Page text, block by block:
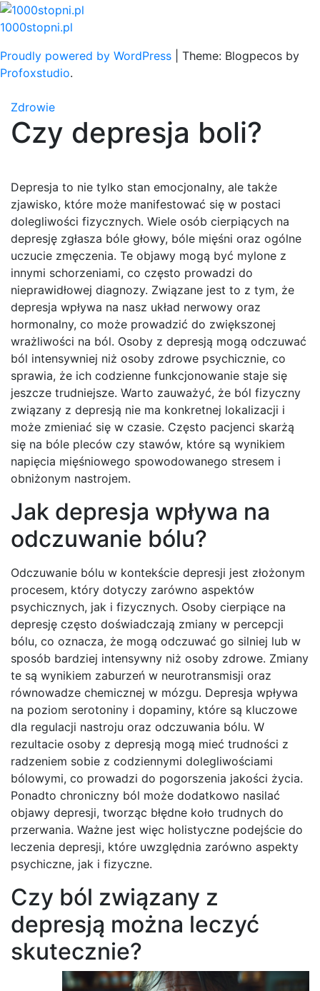
Skip
to
1000stopni.pl
Proudly powered by WordPress
Theme: Blogpecos by
Profoxstudio.
Zdrowie
Czy depresja boli?
Depresja to nie tylko stan emocjonalny, ale także
zjawisko, które może manifestować się w postaci
dolegliwości fizycznych. Wiele osób cierpiących na
depresję zgłasza bóle głowy, bóle mięśni oraz ogólne
uczucie zmęczenia. Te objawy mogą być mylone z
innymi schorzeniami, co często prowadzi do
nieprawidłowej diagnozy. Związane jest to z tym, że
depresja wpływa na nasz układ nerwowy oraz
hormonalny, co może prowadzić do zwiększonej
wrażliwości na ból. Osoby z depresją mogą odczuwać
ból intensywniej niż osoby zdrowe psychicznie, co
sprawia, że ich codzienne funkcjonowanie staje się
jeszcze trudniejsze. Warto zauważyć, że ból fizyczny
związany z depresją nie ma konkretnej lokalizacji i
może zmieniać się w czasie. Często pacjenci skarżą
się na bóle pleców czy stawów, które są wynikiem
napięcia mięśniowego spowodowanego stresem i
obniżonym nastrojem.
Jak depresja wpływa na
odczuwanie bólu?
Odczuwanie bólu w kontekście depresji jest złożonym
procesem, który dotyczy zarówno aspektów
psychicznych, jak i fizycznych. Osoby cierpiące na
depresję często doświadczają zmiany w percepcji
bólu, co oznacza, że mogą odczuwać go silniej lub w
sposób bardziej intensywny niż osoby zdrowe. Zmiany
te są wynikiem zaburzeń w neurotransmisji oraz
równowadze chemicznej w mózgu. Depresja wpływa
na poziom serotoniny i dopaminy, które są kluczowe
dla regulacji nastroju oraz odczuwania bólu. W
rezultacie osoby z depresją mogą mieć trudności z
radzeniem sobie z codziennymi dolegliwościami
bólowymi, co prowadzi do pogorszenia jakości życia.
Ponadto chroniczny ból może dodatkowo nasilać
objawy depresji, tworząc błędne koło trudnych do
przerwania. Ważne jest więc holistyczne podejście do
leczenia depresji, które uwzględnia zarówno aspekty
psychiczne, jak i fizyczne.
Czy ból związany z
depresją można leczyć
skutecznie?